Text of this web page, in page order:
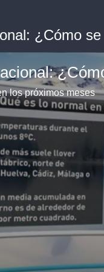
¿Cómo
los próximos meses